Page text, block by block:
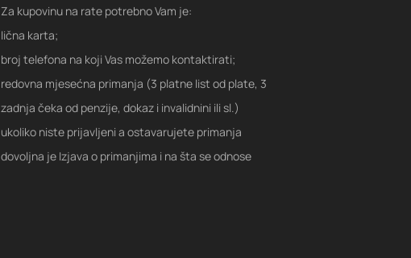
Za kupovinu na rate potrebno Vam je:
lična karta;
broj telefona na koji Vas možemo kontaktirati;
redovna mjesećna primanja (3 platne list od plate, 3
zadnja čeka od penzije, dokaz i invalidnini ili sl.)
ukoliko niste prijavljeni a ostavarujete primanja
dovoljna je Izjava o primanjima i na šta se odnose